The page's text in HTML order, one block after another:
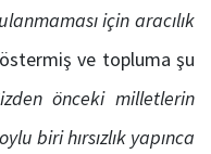
için aracılık
ve topluma şu
önceki milletlerin
biri hırsızlık yapınca